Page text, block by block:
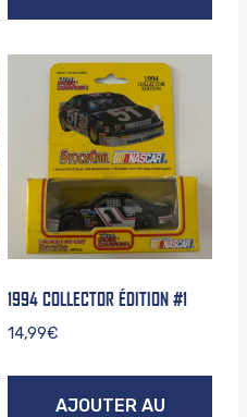
1994 COLLECTOR ÉDITION #1
14,99€
AJOUTER AU